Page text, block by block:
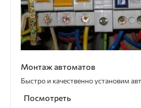
Монтаж автоматов
Быстро и качественно установим
Посмотреть